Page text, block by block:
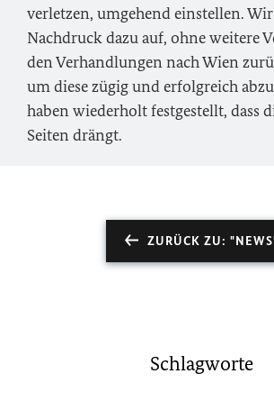
verletzen, umgehend einstellen.
Nachdruck dazu auf, ohne weitere
den Verhandlungen nach Wien
um diese zügig und erfolgreich
haben wiederholt festgestellt, dass
Seiten drängt.
ZURÜCK ZU:
Schlagworte